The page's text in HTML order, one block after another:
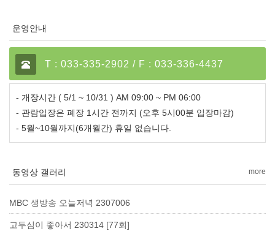
운영안내
T : 033-335-2902 / F : 033-336-4437
- 개장시간 ( 5/1 ~ 10/31 ) AM 09:00 ~ PM 06:00
- 관람입장은 폐장 1시간 전까지 (오후 5시00분 입장마감)
- 5월~10월까지(6개월간) 휴일 없습니다.
동영상 갤러리 more
MBC 생방송 오늘저녁 2307006
고두심이 좋아서 230314 [77회]